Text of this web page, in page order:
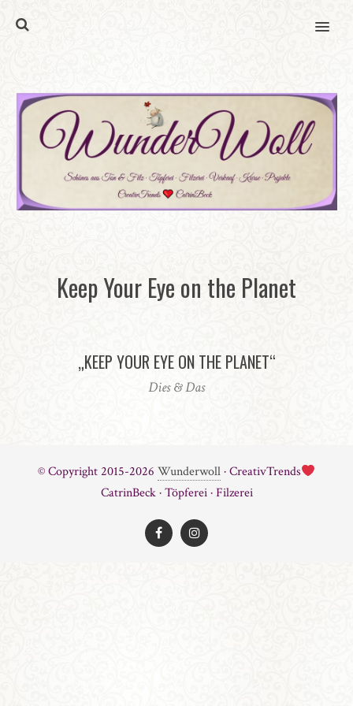
MENU
Keep Your Eye on the Planet
„KEEP YOUR EYE ON THE PLANET“
Dies & Das
© Copyright 2015-2026 Wunderwoll· CreativTrends
CatrinBeck · Töpferei · Filzerei